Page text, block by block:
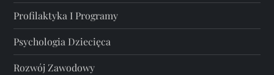
Profilaktyka I Programy
Psychologia Dziecięca
Rozwój Zawodowy